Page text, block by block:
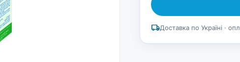
local_shippingДоставка по Україні ·